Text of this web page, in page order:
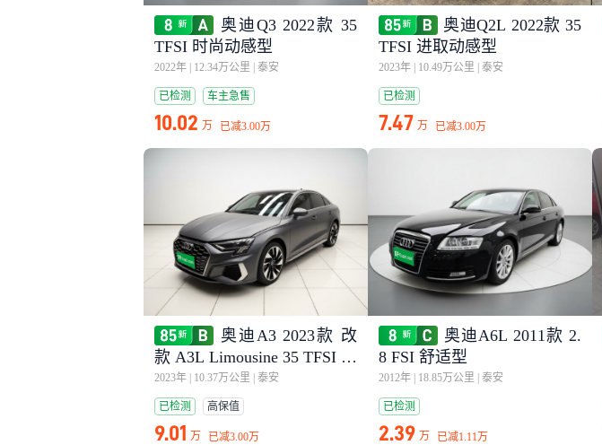
奥迪Q3 2022款 35
TFSI 时尚动感型
2022年 12.34万公里 泰安
已检测 车主急售
10.02 万 已减3.00万
奥迪Q2L 2022款 35
TFSI 进取动感型
2023年 10.49万公里 泰安
已检测
7.47 万 已减3.00万
奥迪A3 2023款 改
款 A3L Limousine 35 TFSI 时
尚运动型
2023年 10.37万公里 泰安
已检测 高保值
9.01 万 已减3.00万
奥迪A6L 2011款 2.
8 FSI 舒适型
2012年 18.85万公里 泰安
已检测
2.39 万 已减1.11万